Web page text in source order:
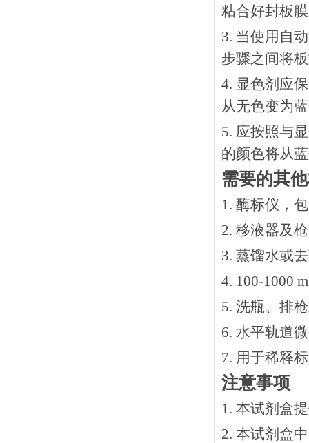
粘合好封板
3. 当使用自
步骤之间将
4. 显色剂应
从无色变为
5. 应按照与
的颜色将从
需要的其
1. 酶标仪，
2. 移液器及
3. 蒸馏水或
4. 100-1000
5. 洗瓶、排
6. 水平轨道
7. 用于稀释
注意事项
1. 本试剂盒
2. 本试剂盒